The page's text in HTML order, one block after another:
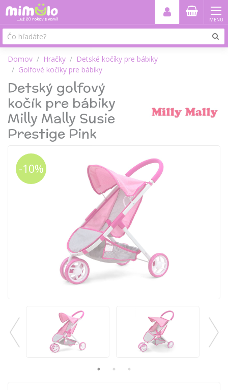
MENU
Domov Hračky
Detské kočíky pre bábiky
Golfové kočíky pre bábiky
Detský golfový
kočík pre bábiky
Milly Mally Susie
Prestige Pink
-10%